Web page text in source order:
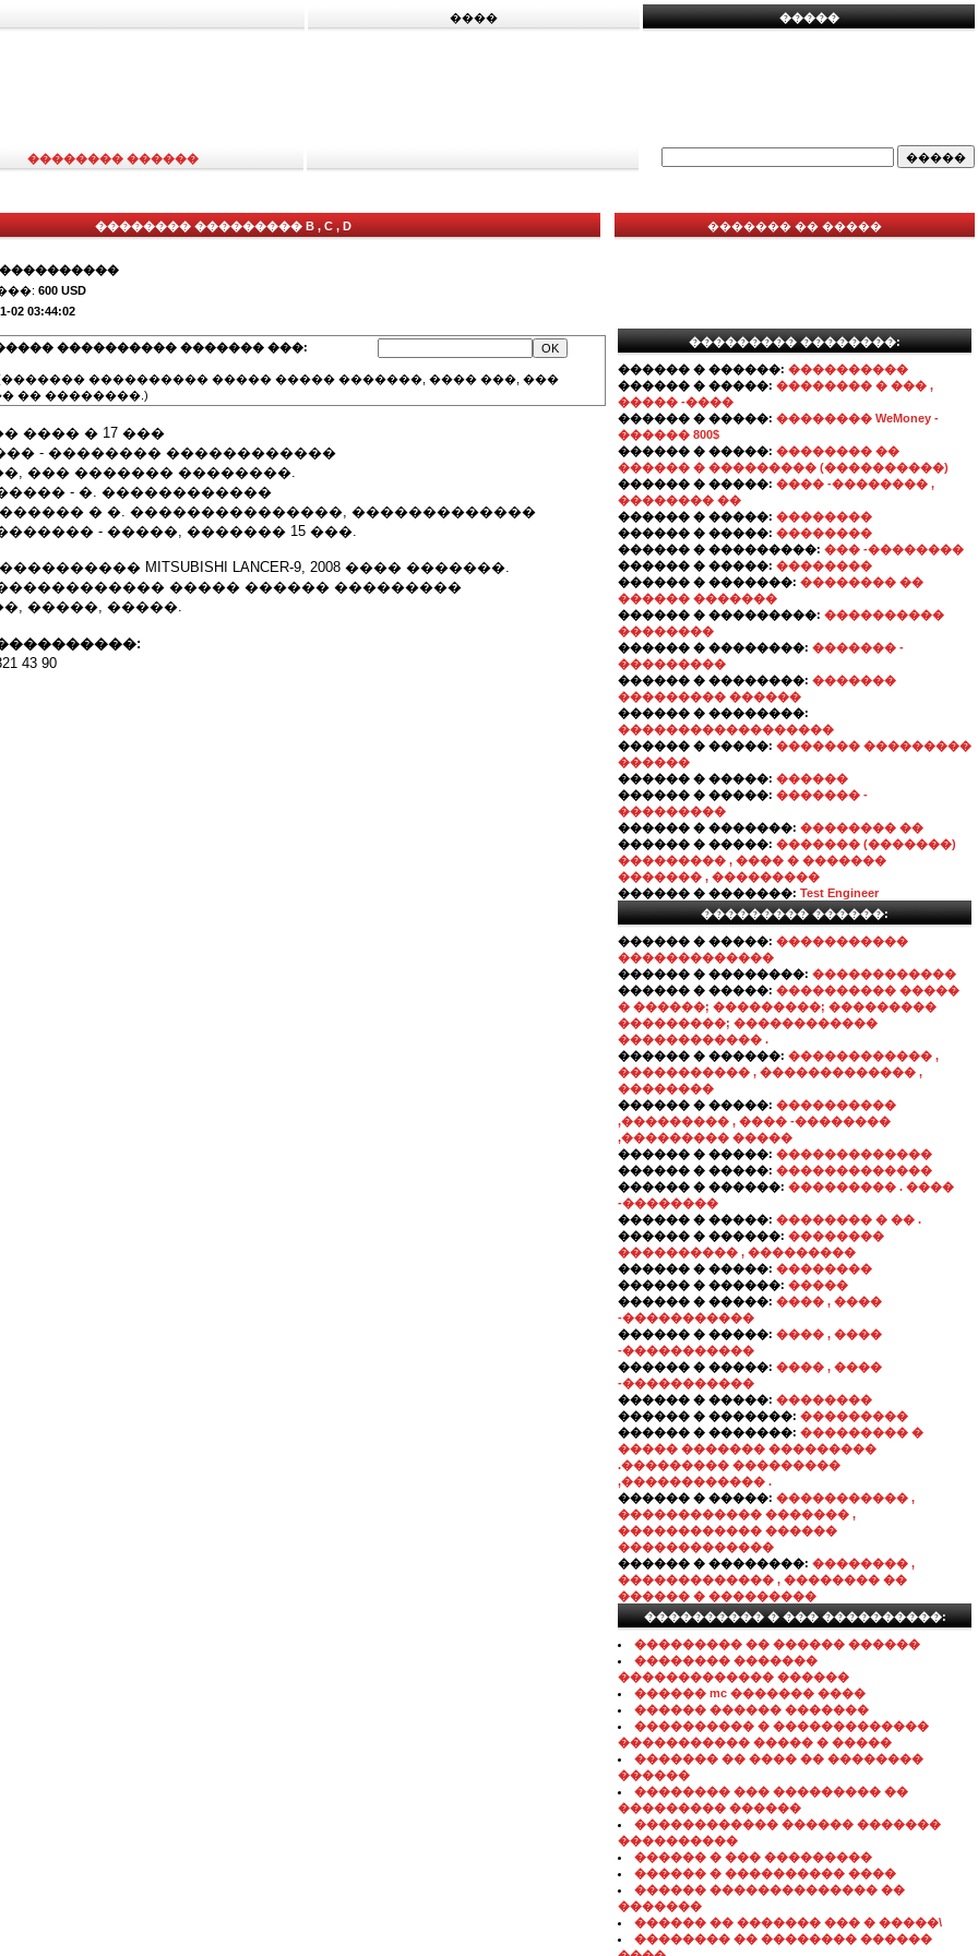
���� �����
�������� ������
�������� ��������� B , C , D
600 USD
02 03:44:02
���������� ������� ���:
���������� ����� ����� �������, ���� ���, ���
�� ��������.)
���� � 17 ���
- �������� ������������
��� ������� ��������.
- �. ������������
� �. ���������������, �������������
- �����, ������� 15 ���.
MITSUBISHI LANCER-9, 2008 ���� �������.
����� ������ ���������
�����, �����.
43 90
������� �� �����
��������� ��������:
������ � ������: ����������
������ � �����: �������� � ��� ,
����� -����
������ � �����: �������� WeMoney -
������ 800$
������ � �����: �������� ��
������ � ��������� (����������)
������ � �����: ���� -�������� ,
�������� ��
������ � �����: ��������
������ � �����: ��������
������ � ���������: ��� -��������
������ � �����: ��������
������ � �������: �������� ��
������ �������
������ � ���������: ����������
��������
������ � ��������: ������� -
���������
������ � ��������: �������
��������� ������
������ � ��������:
������������������
������ � �����: ������� ���������
������
������ � �����: ������
������ � �����: ������� -
���������
������ � �������: �������� ��
������ � �����: ������� (�������)
��������� , ���� � �������
������� , ���������
������ � �������: Test Engineer
��������� ������:
������ � �����: �����������
�������������
������ � ��������: ������������
������ � �����: ���������� �����
� ������; ���������; ���������
���������; ������������
������������ .
������ � ������: ������������ ,
����������� , ������������� ,
��������
������ � �����: ����������
,��������� , ���� -��������
,��������� �����
������ � �����: �������������
������ � �����: �������������
������ � ������: ��������� . ����
-��������
������ � �����: �������� � �� .
������ � ������: ��������
���������� , ���������
������ � �����: ��������
������ � ������: �����
������ � �����: ���� , ����
-�����������
������ � �����: ���� , ����
-�����������
������ � �����: ���� , ����
-�����������
������ � �����: ��������
������ � �������: ���������
������ � �������: ��������� �
����� ������� ���������
.��������� ���������
,������������ .
������ � �����: ����������� ,
������������ ������� ,
������������ ������
�������������
������ � ��������: �������� ,
������������� , �������� ��
������ � ���������
���������� � ��� ����������:
��������� �� ������ ������
�������� �������
������������� ������
������ mc ������� ����
������ ������ �������
���������� � �������������
����������� ����� � �����
������� �� ���� �� ��������
������
�������� ��� ��������� ��
��������� ������
������������ ������ �������
����������
������ � ��� ���������
������ � ���������� ����
������ �������������� ��
�������
������ �� ������� ��� � �����\
�������� �� �������� ������